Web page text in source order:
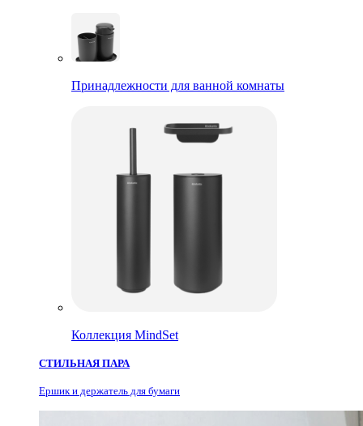
Принадлежности для ванной комнаты
Коллекция MindSet
СТИЛЬНАЯ ПАРА
Ершик и держатель для бумаги